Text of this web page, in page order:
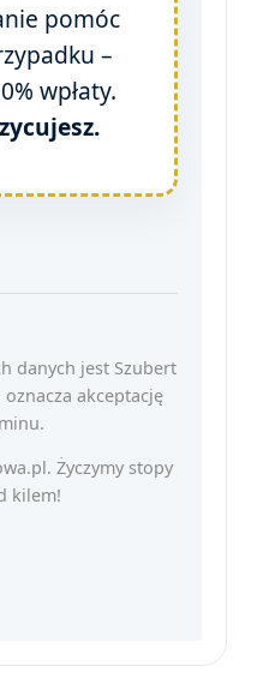
pomóc
–
wpłaty.
danych jest Szubert
akceptację
Życzymy stopy
kilem!